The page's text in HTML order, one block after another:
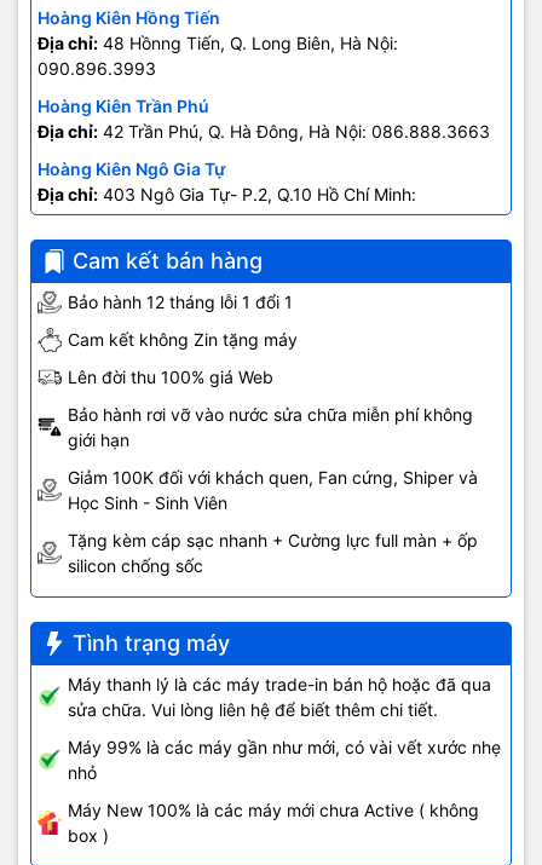
Hoàng Kiên Hồng Tiến
Địa chỉ: 48 Hồnng Tiến, Q. Long Biên, Hà Nội:
090.896.3993
Hoàng Kiên Trần Phú
Địa chỉ: 42 Trần Phú, Q. Hà Đông, Hà Nội: 086.888.3663
Hoàng Kiên Ngô Gia Tự
Địa chỉ: 403 Ngô Gia Tự- P.2, Q.10 Hồ Chí Minh:
0707.678.707
Cam kết bán hàng
Bảo hành 12 tháng lỗi 1 đổi 1
Cam kết không Zin tặng máy
Lên đời thu 100% giá Web
Bảo hành rơi vỡ vào nước sửa chữa miễn phí không
giới hạn
Giảm 100K đối với khách quen, Fan cứng, Shiper và
Học Sinh - Sinh Viên
Tặng kèm cáp sạc nhanh + Cường lực full màn + ốp
silicon chống sốc
Tình trạng máy
Máy thanh lý là các máy trade-in bán hộ hoặc đã qua
sửa chữa. Vui lòng liên hệ để biết thêm chi tiết.
Máy 99% là các máy gần như mới, có vài vết xước nhẹ
nhỏ
Máy New 100% là các máy mới chưa Active ( không
box )